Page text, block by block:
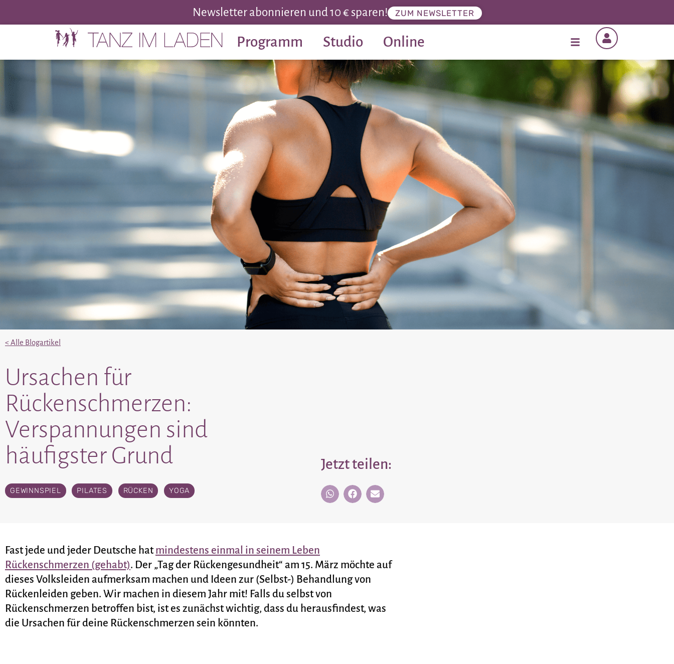
Newsletter abonnieren und 10 € sparen! ZUM NEWSLETTER
Programm Studio Online
< Alle Blogartikel
Ursachen für
Rückenschmerzen:
Verspannungen sind
häufigster Grund
GEWINNSPIEL , PILATES RÜCKEN , YOGA
Jetzt teilen:
Fast jede und jeder Deutsche hatmindestens einmal in seinem Leben
Rückenschmerzen (gehabt). Der „Tag der Rückengesundheit“ am 15. März möchte auf
dieses Volksleiden aufmerksam machen und Ideen zur (Selbst-) Behandlung von
Rückenleiden geben. Wir machen in diesem Jahr mit! Falls du selbst von
Rückenschmerzen betroffen bist, ist es zunächst wichtig, dass du herausfindest, was
die Ursachen für deine Rückenschmerzen sein könnten.